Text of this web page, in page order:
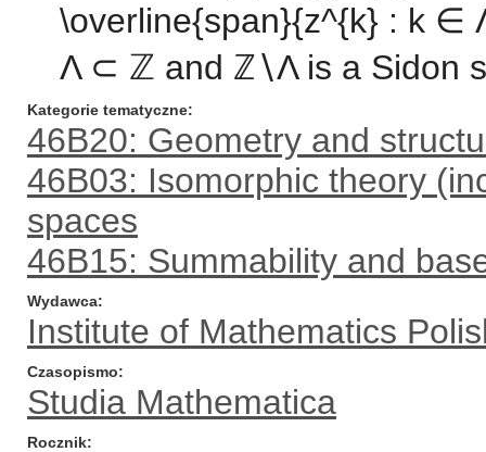
\overline{span}{z^{k} : k ∈
Λ ⊂ ℤ and ℤ∖Λ is a Sidon
Kategorie tematyczne
46B20: Geometry and
46B03: Isomorphic theory
spaces
46B15: Summability and
Wydawca
Institute of Mathematics
Czasopismo
Studia Mathematica
Rocznik